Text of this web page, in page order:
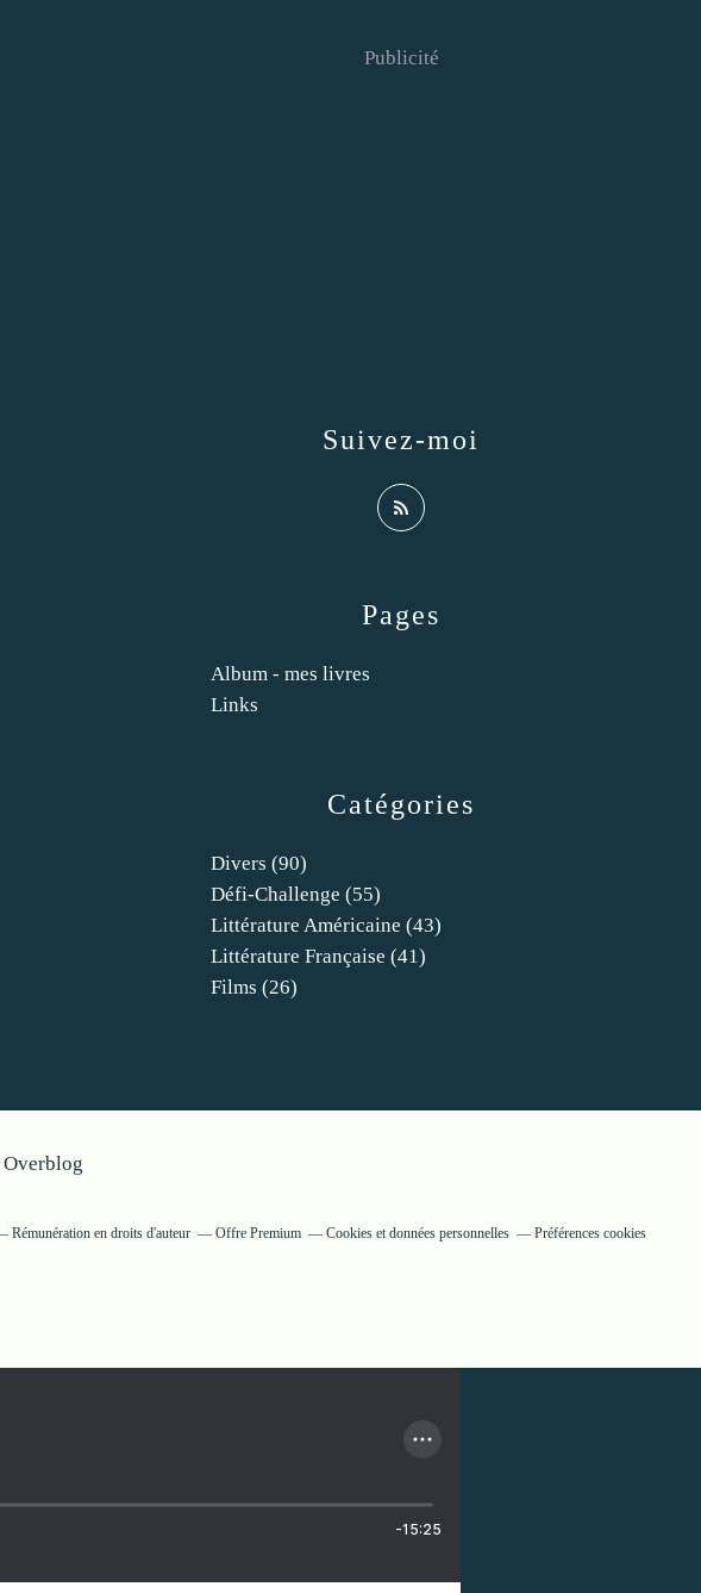
Catégories
Divers (90)
Défi-Challenge (55)
Littérature Américaine (43)
Littérature Française (41)
Films (26)
Pages
Album - mes livres
Links
Suivez-moi
Publicité
Overblog
Rémunération en droits d'auteur Offre Premium Cookies et données personnelles Préférences cookies
-15:25